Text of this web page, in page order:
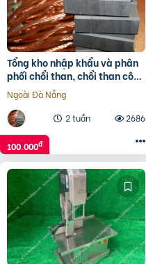
Tổng kho nhập khẩu và phân
phối chổi than, chổi than công
nghiệp
Ngoài Đà Nẵng
2 tuần
2686
100.000đ